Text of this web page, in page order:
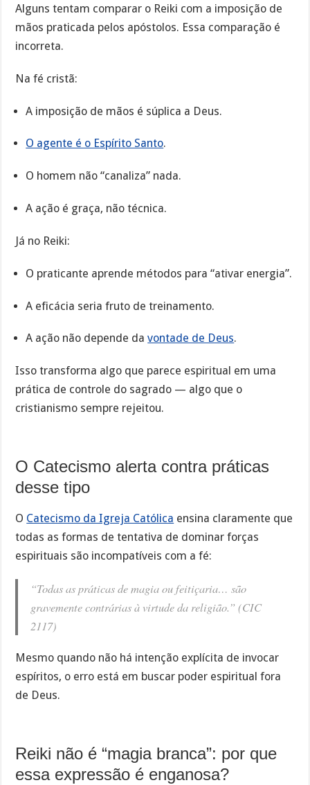
Alguns tentam comparar o Reiki com a imposição de
mãos praticada pelos apóstolos. Essa comparação é
incorreta.
Na fé cristã:
A imposição de mãos é súplica a Deus.
O agente é o Espírito Santo.
O homem não “canaliza” nada.
A ação é graça, não técnica.
Já no Reiki:
O praticante aprende métodos para “ativar energia”.
A eficácia seria fruto de treinamento.
A ação não depende davontade de Deus.
Isso transforma algo que parece espiritual em uma
prática de controle do sagrado — algo que o
cristianismo sempre rejeitou.
O Catecismo alerta contra práticas
desse tipo
O Catecismo da Igreja Católica ensina claramente que
todas as formas de tentativa de dominar forças
espirituais são incompatíveis com a fé:
“Todas as práticas de magia ou feitiçaria… são
gravemente contrárias à virtude da religião.” (CIC
2117)
Mesmo quando não há intenção explícita de invocar
espíritos, o erro está em buscar poder espiritual fora
de Deus.
Reiki não é “magia branca”: por que
essa expressão é enganosa?